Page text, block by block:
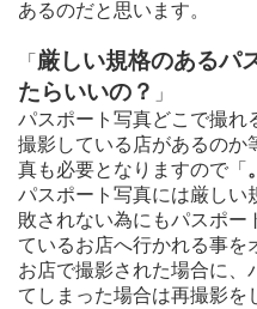
あるのだと思います。
「 厳しい規格のあるパ
たらいいの？ 」
パスポート写真どこで撮れ
撮影している店があるのか
真も必要となりますので「 。
パスポート写真には厳しい
敗されない為にもパスポー
ているお店へ行かれる事を
お店で撮影された場合に、
てしまった場合は再撮影を